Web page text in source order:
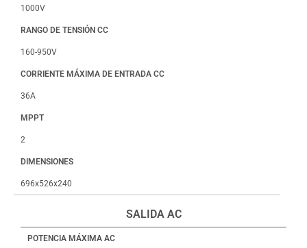
1000V
RANGO DE TENSIÓN CC
160-950V
CORRIENTE MÁXIMA DE ENTRADA CC
36A
MPPT
2
DIMENSIONES
696x526x240
SALIDA AC
POTENCIA MÁXIMA AC